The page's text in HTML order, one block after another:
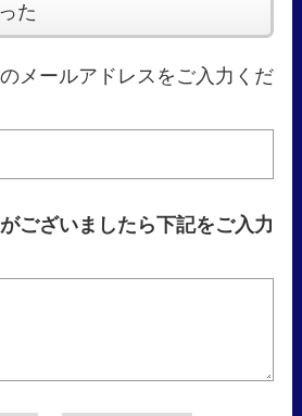
た
メールアドレスをご入力くだ
ございましたら下記をご入力